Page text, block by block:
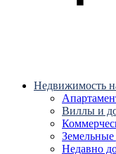
Недвижимость
Виллы и
Земельные
Недавно